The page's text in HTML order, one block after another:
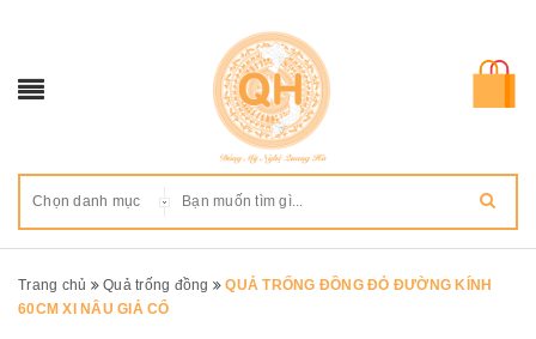
Chọn danh mục
Trang chủ Quả trống đồng
QUẢ TRỐNG ĐỒNG ĐỎ ĐƯỜNG KÍNH
60CM XI NÂU GIẢ CỔ